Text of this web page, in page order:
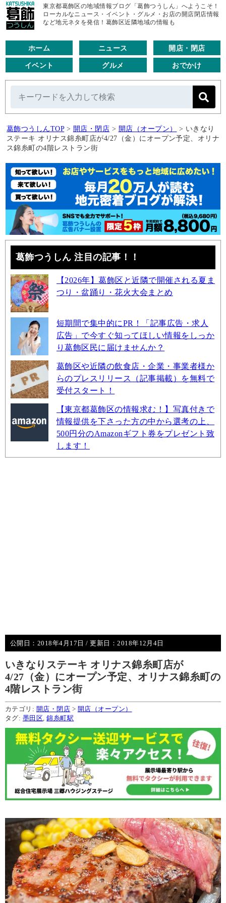
東京都葛飾区の地域情報ブログ「葛飾つうしん」へようこそ！
ローカルなニュース・イベント・グルメ・お店の開店閉店情報
など地元ネタを発信！葛飾区近隣地域の情報も
ホーム ニュース 開店・閉店
イベント グルメ おでかけ
葛飾つうしんTOP > 開店・閉店 > 開店（オープン） > いきなり
ステーキ オリナス錦糸町店が4/27（金）にオープン予定、オリナ
ス錦糸町の4階レストラン街
葛飾つうしん 注目の記事！！
【2026年】葛飾区と近隣で開催される夏ま
つり・盆踊り・花火大会まとめ
短期間で集中的にPR！「記事広告・求人
広告」で今すぐ知ってほしい情報をしっか
り葛飾区民に届けませんか？
葛飾区や近隣の飲食店・企業・事業者様か
らのプレスリリース（記事掲載）を無料で
受付スタート！
【東京都葛飾区の情報求む！】写真付きで
情報提供を下さった方の中から選考の上、
500円分のAmazonギフト券をプレゼント致
します！
公開日： 2018年4月17日 / 更新日：2018年12月4日
いきなりステーキ オリナス錦糸町店が
4/27（金）にオープン予定、オリナス錦糸町の
4階レストラン街
カテゴリ: 開店・閉店 > 開店（オープン）
タグ: 墨田区 ,錦糸町駅